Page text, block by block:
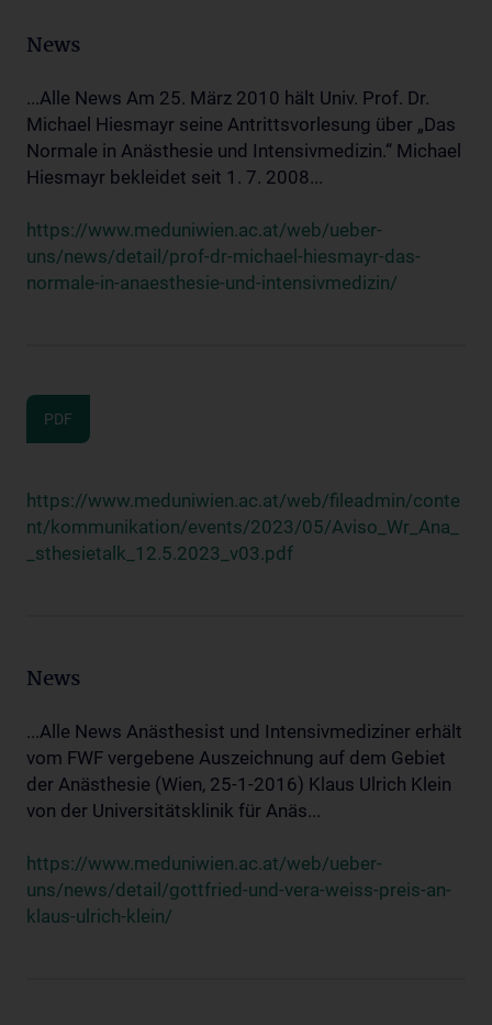
News
...Alle News Am 25. März 2010 hält Univ. Prof. Dr.
Michael Hiesmayr seine Antrittsvorlesung über „Das
Normale in Anästhesie und Intensivmedizin.“ Michael
Hiesmayr bekleidet seit 1. 7. 2008...
https://www.meduniwien.ac.at/web/ueber-
uns/news/detail/prof-dr-michael-hiesmayr-das-
normale-in-anaesthesie-und-intensivmedizin/
PDF
https://www.meduniwien.ac.at/web/fileadmin/conte
nt/kommunikation/events/2023/05/Aviso_Wr_Ana_
_sthesietalk_12.5.2023_v03.pdf
News
...Alle News Anästhesist und Intensivmediziner erhält
vom FWF vergebene Auszeichnung auf dem Gebiet
der Anästhesie (Wien, 25-1-2016) Klaus Ulrich Klein
von der Universitätsklinik für Anäs...
https://www.meduniwien.ac.at/web/ueber-
uns/news/detail/gottfried-und-vera-weiss-preis-an-
klaus-ulrich-klein/